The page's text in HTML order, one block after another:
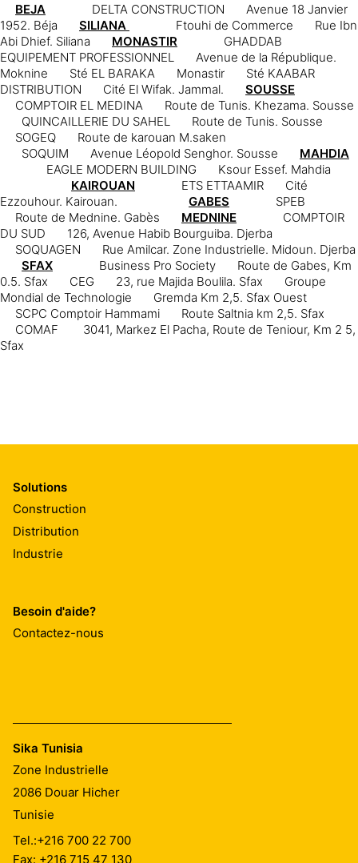
BEJA DELTA CONSTRUCTION
Avenue 18 Janvier
1952. Béja
SILIANA Ftouhi de Commerce
Rue Ibn
Abi Dhief. Siliana
MONASTIR
GHADDAB
EQUIPEMENT PROFESSIONNEL
Avenue de la République.
Moknine
Sté EL BARAKA Monastir
Sté KAABAR
DISTRIBUTION
Cité El Wifak. Jammal.
SOUSSE
COMPTOIR EL MEDINA
Route de Tunis. Khezama. Sousse
QUINCAILLERIE DU SAHEL
Route de Tunis. Sousse
SOGEQ
Route de karouan M.saken
SOQUIM
Avenue Léopold Senghor. Sousse
MAHDIA
EAGLE MODERN BUILDING
Ksour Essef. Mahdia
KAIROUAN
ETS ETTAAMIR
Cité
Ezzouhour. Kairouan.
GABES
SPEB
Route de Mednine. Gabès
MEDNINE
COMPTOIR
DU SUD
126, Avenue Habib Bourguiba. Djerba
SOQUAGEN
Rue Amilcar. Zone Industrielle. Midoun. Djerba
SFAX
Business Pro Society
Route de Gabes, Km
0.5. Sfax
CEG 23, rue Majida Boulila. Sfax
Groupe
Mondial de Technologie
Gremda Km 2,5. Sfax Ouest
SCPC Comptoir Hammami
Route Saltnia km 2,5. Sfax
COMAF
3041, Markez El Pacha, Route de Teniour, Km 2 5,
Sfax
Solutions
Construction
Distribution
Industrie
Besoin d'aide?
Contactez-nous
Sika Tunisia
Zone Industrielle
2086 Douar Hicher
Tunisie
Tel.:+216 700 22 700
Fax: +216 715 47 130